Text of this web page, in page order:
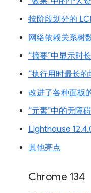
按阶段划分的
网络依赖关系树
“摘要”中显示时
“执行用时最长
改进了各种面板
“元素”中的无障
Lighthouse
其他亮点
Chrome 134